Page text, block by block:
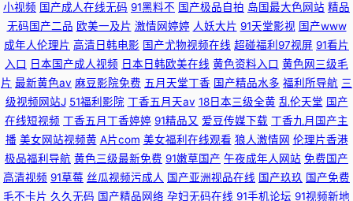
小视频 国产成人在线无码 91黑料不 国产极品自拍 岛国最大色网站 精品
无码国产二品 欧美一及片 激情网婷婷 人妖大片 91天堂影视 国产www
成年人伦理片 高清日韩电影 国产尤物视频在线 超碰福利97视屏 91看片
入口 日本国产成人视频 日本日韩欧美在线 黄色资料入口 黄色网三级毛
片 最新黄色av 麻豆影院免费 五月天堂丁香 国产精品水多 福利所导航 三
级视频网站J 51福利影院 丁香五月天av 18日本三级全黄 乱伦天堂 国产
在线短视频 丁香五月丁香婷婷 91精品又 爱豆传媒下载 丁香九月国产主
播 美女网站视频黄 A片com 美女福利在线观看 狼人激情网 伦理片香港
极品福利导航 黄色三级最新免费 91嫩草国产 午夜成年人网站 免费国产
高清视频 91草莓 丝瓜视频污成人 国产亚洲视品在线 国产玖玖 国产免费
毛不卡片 久久无码 国产精品网络 孕妇无码在线 91手机论坛 91视频新地